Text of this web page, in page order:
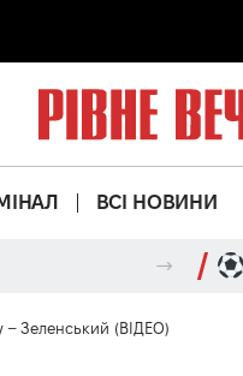
ВСІ НОВИНИ
– Зеленський (ВІДЕО)